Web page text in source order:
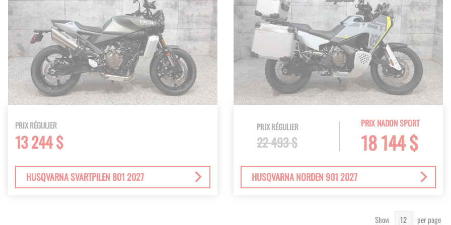
PRIX RÉGULIER
13 244 $
HUSQVARNA SVARTPILEN 801 2027
PRIX NADON SPORT
18 144 $
PRIX RÉGULIER
22 493 $
HUSQVARNA NORDEN 901 2027
Show per page